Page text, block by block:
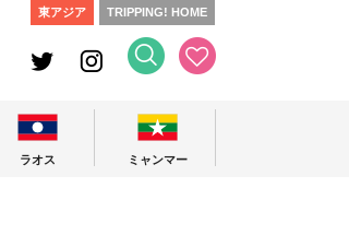
東アジア TRIPPING! HOME
ラオス ミャンマー